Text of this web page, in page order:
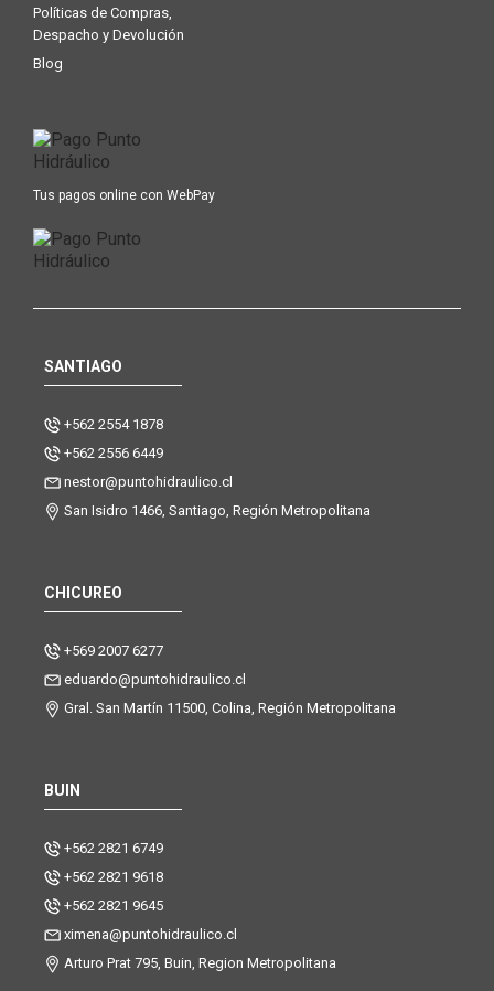
Políticas de Compras,
Despacho y Devolución
Blog
Tus pagos online con WebPay
SANTIAGO
+562 2554 1878
+562 2556 6449
nestor@puntohidraulico.cl
San Isidro 1466, Santiago, Región Metropolitana
CHICUREO
+569 2007 6277
eduardo@puntohidraulico.cl
Gral. San Martín 11500, Colina, Región Metropolitana
BUIN
+562 2821 6749
+562 2821 9618
+562 2821 9645
ximena@puntohidraulico.cl
Arturo Prat 795, Buin, Region Metropolitana